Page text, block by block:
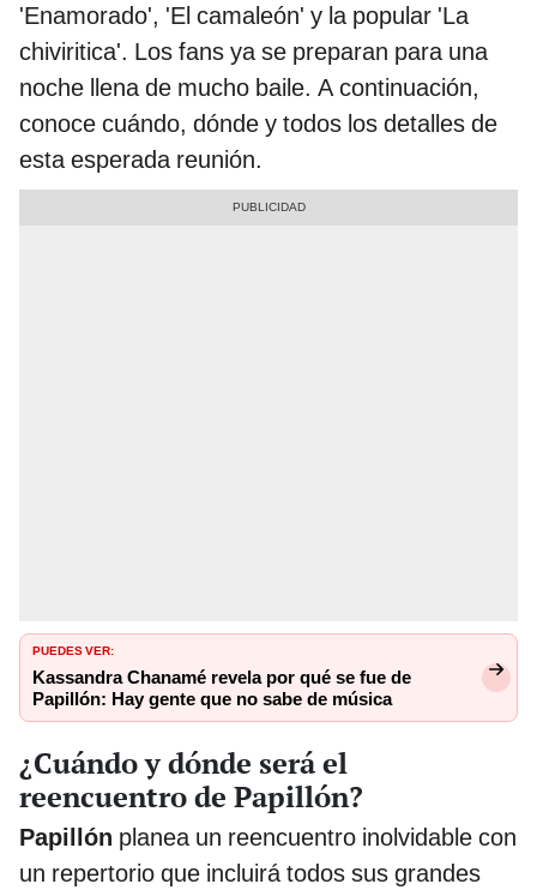
'Enamorado', 'El camaleón' y la popular 'La
chiviritica'. Los fans ya se preparan para una
noche llena de mucho baile. A continuación,
conoce cuándo, dónde y todos los detalles de
esta esperada reunión.
PUEDES VER:
Kassandra Chanamé revela por qué se fue de
Papillón: Hay gente que no sabe de música
¿Cuándo y dónde será el
reencuentro de Papillón?
Papillón planea un reencuentro inolvidable con
un repertorio que incluirá todos sus grandes